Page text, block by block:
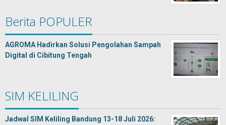
Berita POPULER
AGROMA Hadirkan Solusi Pengolahan Sampah
Digital di Cibitung Tengah
SIM KELILING
Jadwal SIM Keliling Bandung 13-18 Juli 2026: